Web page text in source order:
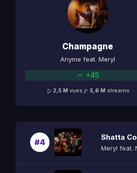
Champagne
Anyme feat. Meryl
+45
2,5 M vues 5,6 M streams
#4
Shatta
Meryl feat.